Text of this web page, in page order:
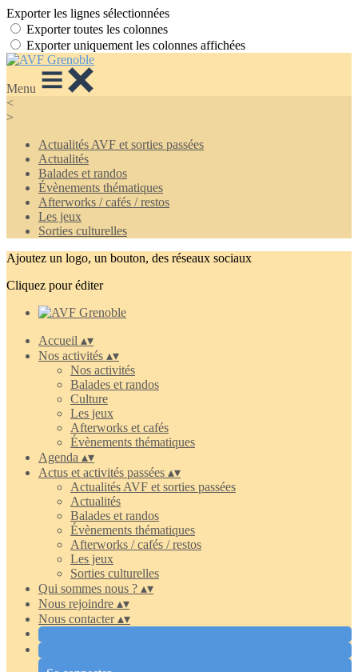
Exporter les lignes sélectionnées
Exporter toutes les colonnes
Exporter uniquement les colonnes affichées
Menu
<
>
Actualités AVF et sorties passées
Actualités
Balades et randos
Évènements thématiques
Afterworks / cafés / restos
Les jeux
Sorties culturelles
Ajoutez un logo, un bouton, des réseaux sociaux
Cliquez pour éditer
Accueil ▴▾
Nos activités ▴▾
Nos activités
Balades et randos
Culture
Les jeux
Afterworks et cafés
Évènements thématiques
Agenda ▴▾
Actus et activités passées ▴▾
Actualités AVF et sorties passées
Actualités
Balades et randos
Évènements thématiques
Afterworks / cafés / restos
Les jeux
Sorties culturelles
Qui sommes nous ? ▴▾
Nous rejoindre ▴▾
Nous contacter▴▾